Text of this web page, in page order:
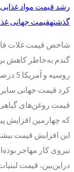
گذشتهقیمت جهانی غذا به
گندم به‌خاطر کاهش
کرد قیمت جهانی
که چهارمین افزایش
این افزایش قیمت
نیروی کار مهاجر